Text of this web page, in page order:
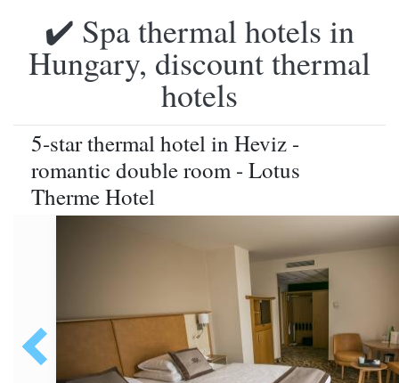
✔️ Spa thermal hotels in
Hungary, discount thermal
hotels
5-star thermal hotel in Heviz -
romantic double room - Lotus
Therme Hotel